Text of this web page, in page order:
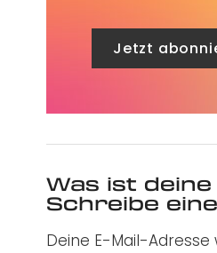
Jetzt
Was ist
Schreibe
Deine E-Mail-